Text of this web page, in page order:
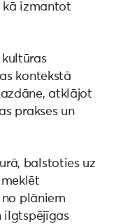
kā izmantot
kontekstā
atklājot
prakses un
balstoties uz
no plāniem
ilgtspējīgas